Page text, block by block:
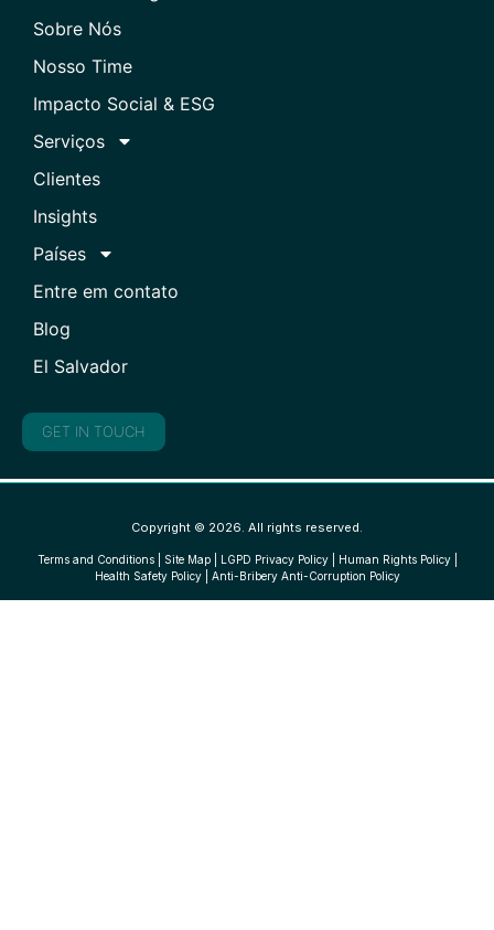
Sobre Nós
Nosso Time
Impacto Social & ESG
Serviços
Clientes
Insights
Países
Entre em contato
Blog
El Salvador
GET IN TOUCH
Copyright © 2026. All rights reserved.
Terms and Conditions| Site Map| LGPD Privacy Policy| Human Rights Policy|
Health Safety Policy| Anti-Bribery Anti-Corruption Policy